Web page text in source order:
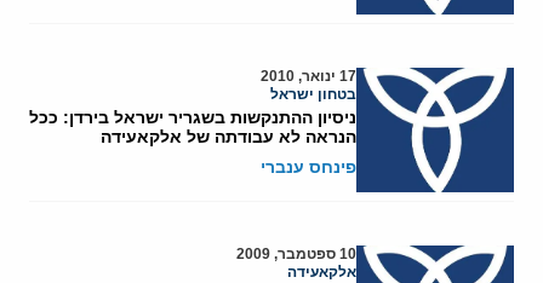
17 ינואר, 2010
בטחון ישראל
ניסיון ההתנקשות בשגריר ישראל בירדן: ככל
הנראה לא עבודתה של אלקאעידה
פינחס ענברי
10 ספטמבר, 2009
אלקאעידה